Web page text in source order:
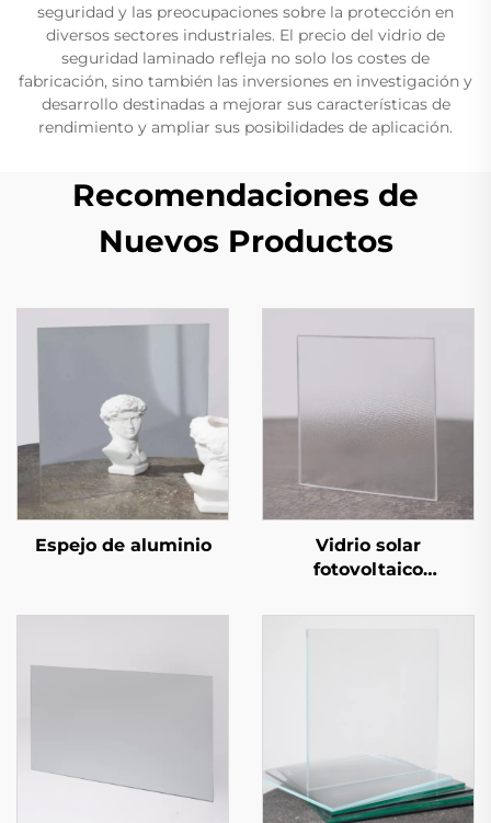
seguridad y las preocupaciones sobre la protección en
diversos sectores industriales. El precio del vidrio de
seguridad laminado refleja no solo los costes de
fabricación, sino también las inversiones en investigación y
desarrollo destinadas a mejorar sus características de
rendimiento y ampliar sus posibilidades de aplicación.
Recomendaciones de
Nuevos Productos
Espejo de aluminio
Vidrio solar
fotovoltaico